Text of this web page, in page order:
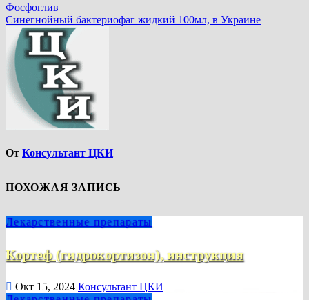
Фосфоглив
Синегнойный бактериофаг жидкий 100мл, в Украине
От Консультант ЦКИ
ПОХОЖАЯ ЗАПИСЬ
Лекарственные препараты
Кортеф (гидрокортизон), инструкция
Окт 15, 2024 Консультант ЦКИ